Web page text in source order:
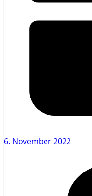
6. November 2022